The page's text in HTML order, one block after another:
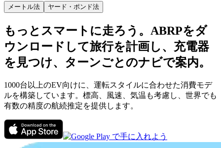
メートル法 ヤード・ポンド法
もっとスマートに走ろう。ABRPをダ
ウンロードして旅行を計画し、充電器
を見つけ、ターンごとのナビで案内。
1000台以上のEV向けに、運転スタイルに合わせた消費モデ
ルを構築しています。標高、風速、気温も考慮し、世界でも
有数の精度の航続推定を提供します。